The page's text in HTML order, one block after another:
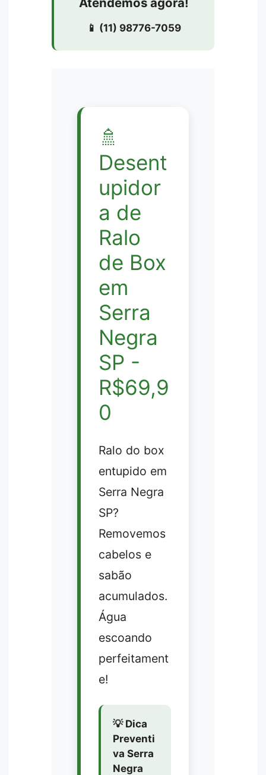
📱 (11) 98776-7059
🚿
Desent
upidor
a de
Ralo
de Box
em
Serra
Negra
SP -
R$69,9
0
Ralo do box
entupido em
Serra Negra
SP?
Removemos
cabelos e
sabão
acumulados.
Água
escoando
perfeitament
e!
💡 Dica
Preventi
va Serra
Negra